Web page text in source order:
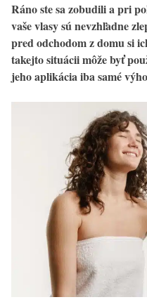
Ráno ste sa zobudili a pri
vaše vlasy sú nevzhľadne
pred odchodom z domu si
takejto situácii môže byť
jeho aplikácia iba samé